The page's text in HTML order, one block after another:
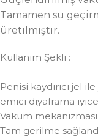
Tamamen su
üretilmiştir.
Kullanım Şekli :
Penisi kaydırıcı jel
emici diyaframa iyice
Vakum
Tam gerilme